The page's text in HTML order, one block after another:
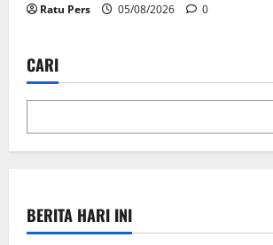
Ratu Pers 05/08/2026 0
CARI
BERITA HARI INI